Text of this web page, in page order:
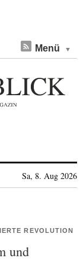
Menü
Sa, 8. Aug 2026
REVOLUTION
und